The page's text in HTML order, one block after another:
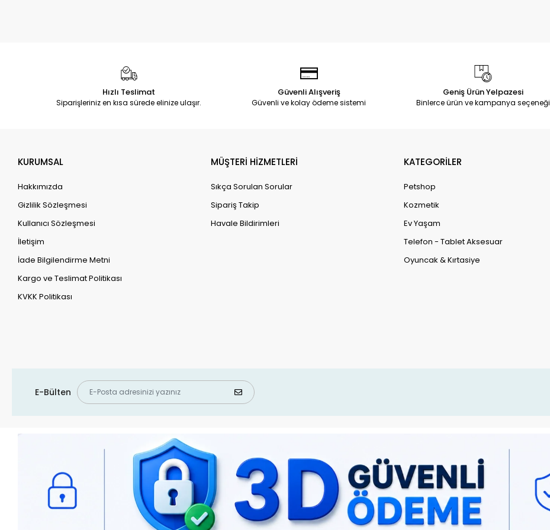
Hızlı Teslimat
Siparişleriniz en kısa sürede elinize ulaşır.
Güvenli Alışveriş
Güvenli ve kolay ödeme sistemi
Geniş Ürün Yelpazesi
Binlerce ürün ve kampanya seçeneği
KURUMSAL
Hakkımızda
Gizlilik Sözleşmesi
Kullanıcı Sözleşmesi
İletişim
İade Bilgilendirme Metni
Kargo ve Teslimat Politikası
KVKK Politikası
MÜŞTERİ HİZMETLERİ
Sıkça Sorulan Sorular
Sipariş Takip
Havale Bildirimleri
KATEGORİLER
Petshop
Kozmetik
Ev Yaşam
Telefon - Tablet Aksesuar
Oyuncak & Kırtasiye
E-Bülten